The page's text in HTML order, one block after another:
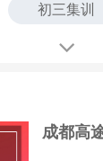
初三集训
高考辅导
成都高